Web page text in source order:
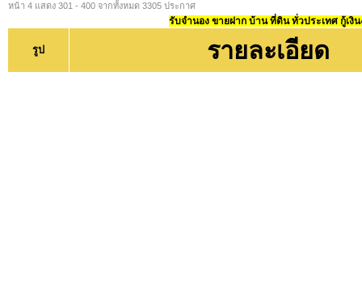
หน้า 4 แสดง 301 - 400 จากทั้งหมด 3305 ประกาศ
รับจำนอง ขายฝาก บ้าน ที่ดิน ทั่วประเทศ กู้เงิ
รูป รายละเอียด